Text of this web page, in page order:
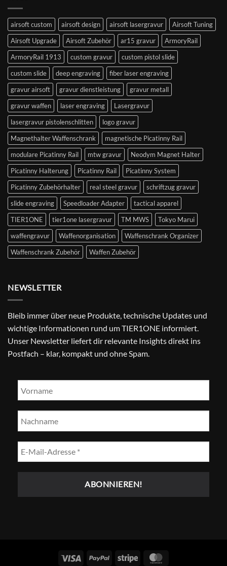
airsoft custom airsoft design airsoft lasergravur
Airsoft Tuning
Airsoft Upgrade
Airsoft Zubehör ar15 gravur
ArmoryRail
ArmoryRail 1913
custom gravur
custom pistol slide
custom slide
deep engraving
fiber laser engraving
gravur airsoft
gravur dienstleistung
gravur metall
gravur waffen
laser engraving
Lasergravur
lasergravur pistolenschlitten
logo gravur
Magnethalter Waffenschrank
magnetische Picatinny Rail
modulare Picatinny Rail
mtw gravur
Neodym Magnet Halter
Picatinny Halterung
Picatinny Rail
Picatinny System
Picatinny Zubehörhalter
real steel gravur
schriftzug gravur
slide engraving
Speedloader Adapter
tactical apparel
TIER1ONE
tier1one lasergravur TM MWS
Tokyo Marui
waffengravur
Waffenorganisation
Waffenschrank Organizer
Waffenschrank Zubehör
Waffen Zubehör
NEWSLETTER
Bleib immer über neue Produkte, technische Updates und
wichtige Informationen rund um TIER1ONE informiert.
Unser Newsletter liefert dir relevante Insights direkt ins
Postfach – klar, kompakt und ohne Spam.
Visum PayPal Streifen